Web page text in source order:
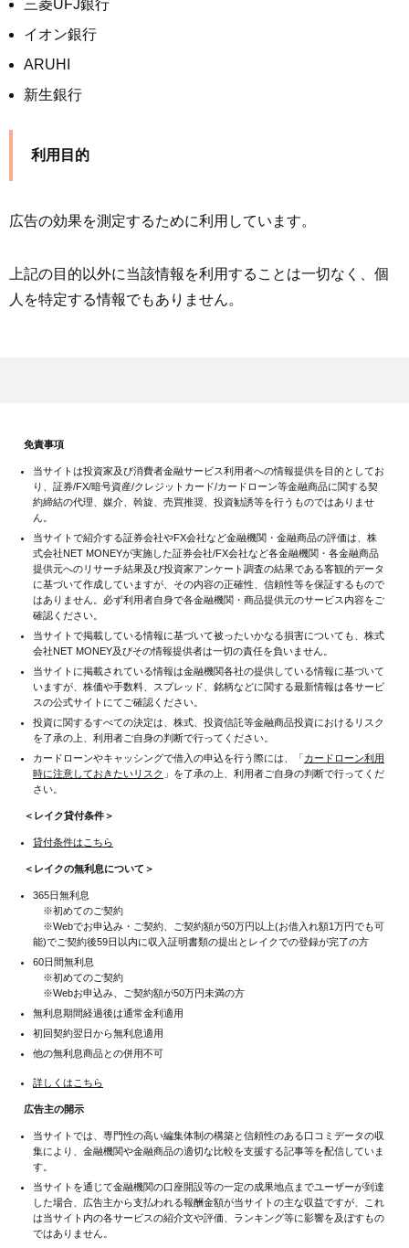
三菱UFJ銀行
イオン銀行
ARUHI
新生銀行
利用目的
広告の効果を測定するために利用しています。
上記の目的以外に当該情報を利用することは一切なく、個
人を特定する情報でもありません。
免責事項
当サイトは投資家及び消費者金融サービス利用者への情報提供を目的としてお
り、証券/FX/暗号資産/クレジットカード/カードローン等金融商品に関する契
約締結の代理、媒介、斡旋、売買推奨、投資勧誘等を行うものではありませ
ん。
当サイトで紹介する証券会社やFX会社など金融機関・金融商品の評価は、株
式会社NET MONEYが実施した証券会社/FX会社など各金融機関・各金融商品
提供元へのリサーチ結果及び投資家アンケート調査の結果である客観的データ
に基づいて作成していますが、その内容の正確性、信頼性等を保証するもので
はありません。必ず利用者自身で各金融機関・商品提供元のサービス内容をご
確認ください。
当サイトで掲載している情報に基づいて被ったいかなる損害についても、株式
会社NET MONEY及びその情報提供者は一切の責任を負いません。
当サイトに掲載されている情報は金融機関各社の提供している情報に基づいて
いますが、株価や手数料、スプレッド、銘柄などに関する最新情報は各サービ
スの公式サイトにてご確認ください。
投資に関するすべての決定は、株式、投資信託等金融商品投資におけるリスク
を了承の上、利用者ご自身の判断で行ってください。
カードローンやキャッシングで借入の申込を行う際には、「 カードローン利用
時に注意しておきたいリスク 」を了承の上、利用者ご自身の判断で行ってくだ
さい。
＜レイク貸付条件＞
貸付条件はこちら
＜レイクの無利息について＞
365日無利息
※初めてのご契約
※Webでお申込み・ご契約、ご契約額が50万円以上(お借入れ額1万円でも可
能)でご契約後59日以内に収入証明書類の提出とレイクでの登録が完了の方
60日間無利息
※初めてのご契約
※Webお申込み、ご契約額が50万円未満の方
無利息期間経過後は通常金利適用
初回契約翌日から無利息適用
他の無利息商品との併用不可
詳しくはこちら
広告主の開示
当サイトでは、専門性の高い編集体制の構築と信頼性のある口コミデータの収
集により、金融機関や金融商品の適切な比較を支援する記事等を配信していま
す。
当サイトを通じて金融機関の口座開設等の一定の成果地点までユーザーが到達
した場合、広告主から支払われる報酬金額が当サイトの主な収益ですが、これ
は当サイト内の各サービスの紹介文や評価、ランキング等に影響を及ぼすもの
ではありません。